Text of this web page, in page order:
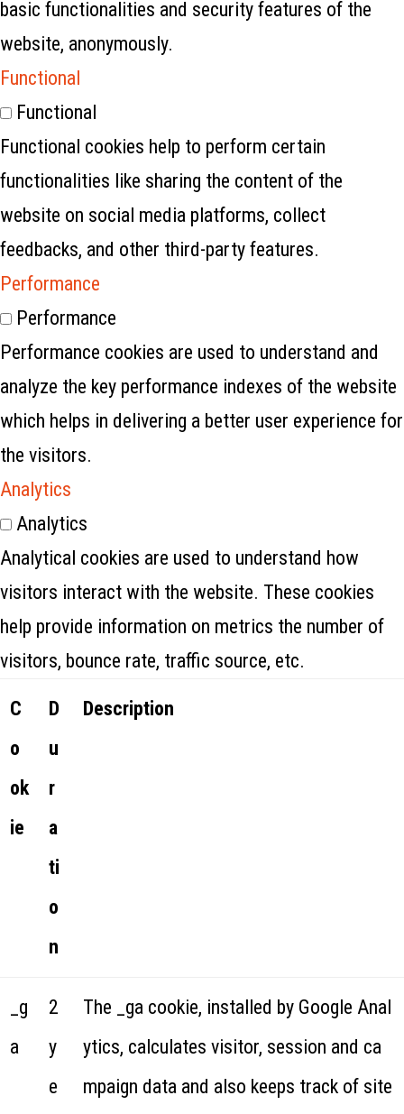
basic functionalities and security features of the
website, anonymously.
Functional
Functional
Functional cookies help to perform certain
functionalities like sharing the content of the
website on social media platforms, collect
feedbacks, and other third-party features.
Performance
Performance
Performance cookies are used to understand and
analyze the key performance indexes of the website
which helps in delivering a better user experience for
the visitors.
Analytics
Analytics
Analytical cookies are used to understand how
visitors interact with the website. These cookies
help provide information on metrics the number of
visitors, bounce rate, traffic source, etc.
C
o
ok
ie
D
u
r
a
ti
o
n
Description
_g
a
2
y
e
The _ga cookie, installed by Google Anal
ytics, calculates visitor, session and ca
mpaign data and also keeps track of site